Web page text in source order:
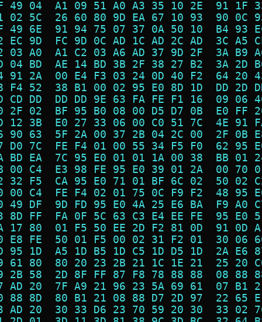
49 04  A1 09 51 A0 A3 35 10 2E  91
02 5C  26 60 80 9D EA 67 10 93  90
49 6E  91 94 75 07 37 0A 50 10  B4
EC 9D  FC 9D 0C AD 1C AD 2C AD  3C
03 A0  A1 C2 03 A6 AD 37 9D 2F  3A
04 BD  AE 14 BD 3B 2F 38 27 B2  3A
91 2A  00 E4 F3 03 24 0D 40 F2  64
F4 52  38 B1 00 02 95 E0 8D 1D  DD
CD DD  DD DD 9E 63 FA FE F1 16  09
2F 02  BF 95 B0 08 00 D5 D7 0B  E0
12 3B  E0 27 33 06 00 C0 51 7C  4E
90 63  5F 2A 00 37 2B 04 2C 00  2F
D0 7C  FE F4 01 00 55 34 F5 F0  62
BD EA  7C 95 E0 01 01 1A 00 38  BB
00 C4  E3 98 FE 95 E0 39 01 2A  00
32 F5  CA 95 E0 71 01 BF 6C 02  50
00 C4  FE F4 02 01 75 0C F9 F2  48
49 DF  9D FD 95 E0 4A 25 E6 BA  F9
8D FF  FA 0F 5C 63 C3 E4 EE FE  95
17 80  01 F5 50 EE 2D F2 81 0D  91
E8 FE  50 01 F5 00 02 31 F2 01  30
95 1D  A5 1D B5 1D C5 1D D5 1D  2A
61 80  80 20 23 2B 21 1C 1E 21  25
2B 58  2D 8F FF 87 F8 78 88 88  08
AD 20  7F A9 21 96 23 5A 69 61  07
88 8D  80 B1 21 08 88 D7 2D 97  22
AD 20  30 33 D6 23 70 59 20 30  33